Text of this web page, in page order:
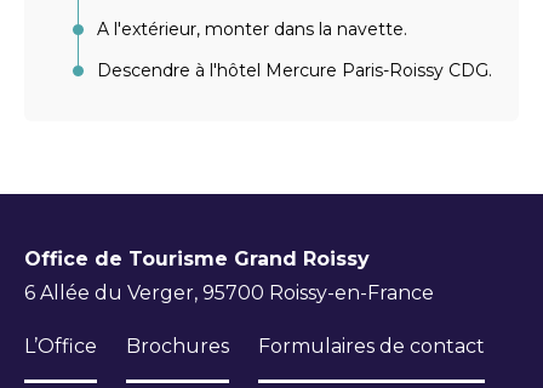
A l'extérieur, monter dans la navette.
Descendre à l'hôtel Mercure Paris-Roissy CDG.
Office de Tourisme Grand Roissy
6 Allée du Verger, 95700 Roissy-en-France
L’Office Brochures Formulaires de contact